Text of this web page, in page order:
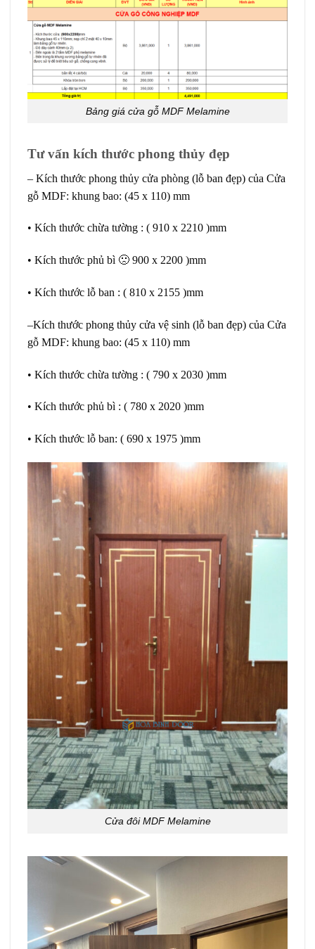
Bảng giá cửa gỗ MDF Melamine
Tư vấn kích thước phong thủy đẹp
– Kích thước phong thủy cửa phòng (lỗ ban đẹp) của Cửa
gỗ MDF: khung bao: (45 x 110) mm
• Kích thước chừa tường : ( 910 x 2210 )mm
• Kích thước phủ bì 🙁 900 x 2200 )mm
• Kích thước lỗ ban : ( 810 x 2155 )mm
–Kích thước phong thủy cửa vệ sinh (lỗ ban đẹp) của Cửa
gỗ MDF: khung bao: (45 x 110) mm
• Kích thước chừa tường : ( 790 x 2030 )mm
• Kích thước phủ bì : ( 780 x 2020 )mm
• Kích thước lỗ ban: ( 690 x 1975 )mm
Cửa đôi MDF Melamine